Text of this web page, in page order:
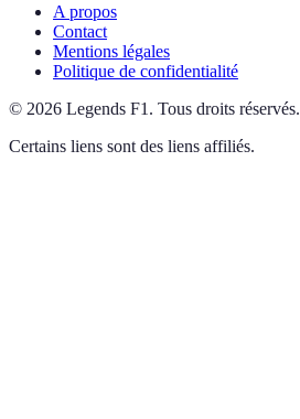
A propos
Contact
Mentions légales
Politique de confidentialité
© 2026 Legends F1 . Tous droits réservés.
Certains liens sont des liens affiliés.